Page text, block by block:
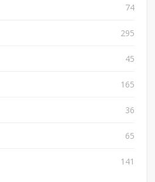
74
295
45
165
36
65
141